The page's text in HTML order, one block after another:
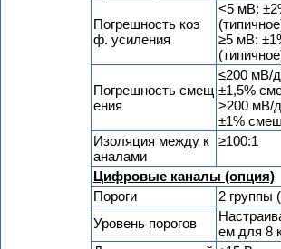
Погрешность коэ
ф. усиления
<5 мВ:
≥5 мВ:
Погрешность смещ
ения
≤200 мВ/
±1,5%
>200 мВ/
±1%
Изоляция между к
аналами
≥100:1
Цифровые каналы (опция)
Пороги
2 группы
Уровень порогов
ем для 8